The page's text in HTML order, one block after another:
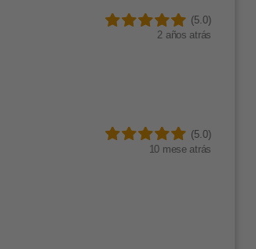
(5.0)
2 años atrás
(5.0)
10 mese atrás